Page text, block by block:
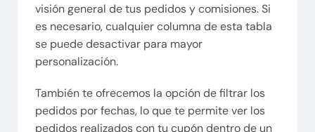
visión general de tus pedidos y comisiones. Si
es necesario, cualquier columna de esta tabla
se puede desactivar para mayor
personalización.
También te ofrecemos la opción de filtrar los
pedidos por fechas, lo que te permite ver los
pedidos realizados con tu cupón dentro de un